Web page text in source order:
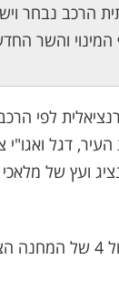
הרכב נבחר
המינוי והשר
לפי
ועץ של
הרכב זה נותן לחרדים רוב 5